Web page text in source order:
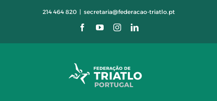
214 464 820 | secretaria@federacao-triatlo.pt
FacebookYouTubeInstagramLinkedIn